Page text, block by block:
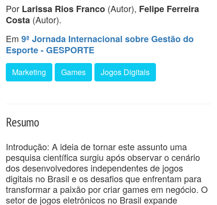
Por Larissa Rios Franco (Autor), Felipe Ferreira
Costa (Autor).
Em 9ª Jornada Internacional sobre Gestão do
Esporte - GESPORTE
Marketing Games Jogos Digitais
Resumo
Introdução: A ideia de tornar este assunto uma
pesquisa científica surgiu após observar o cenário
dos desenvolvedores independentes de jogos
digitais no Brasil e os desafios que enfrentam para
transformar a paixão por criar games em negócio. O
setor de jogos eletrônicos no Brasil expande